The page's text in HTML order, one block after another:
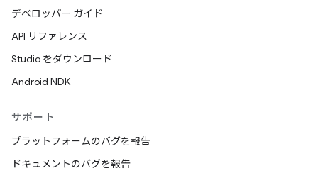
デベロッパー ガイド
API リファレンス
Studio をダウンロード
Android NDK
サポート
プラットフォームのバグを報告
ドキュメントのバグを報告